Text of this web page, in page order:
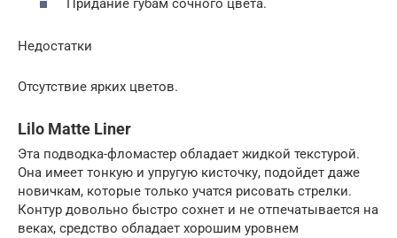
Придание губам сочного цвета.
Недостатки
Отсутствие ярких цветов.
Lilo Matte Liner
Эта подводка-фломастер обладает жидкой текстурой.
Она имеет тонкую и упругую кисточку, подойдет даже
новичкам, которые только учатся рисовать стрелки.
Контур довольно быстро сохнет и не отпечатывается на
веках, средство обладает хорошим уровнем